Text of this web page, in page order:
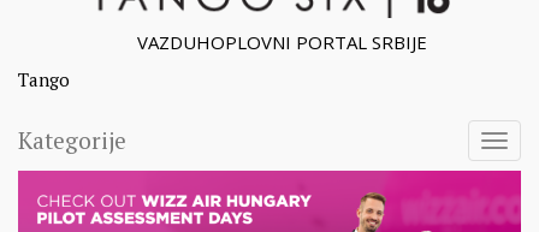
VAZDUHOPLOVNI PORTAL SRBIJE
Tango
Kategorije